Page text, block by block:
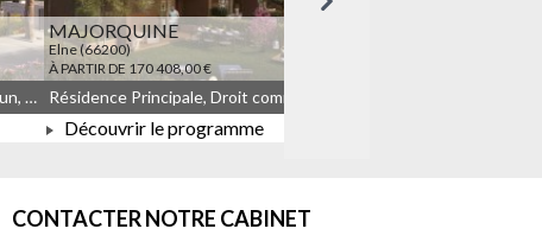
Suivant
Résidence Principale, Droit commun, Meublé non géré, JEANBRUN
MAJORQUINE
Elne (66200)
À PARTIR DE 170 408,00 €
À PARTIR DE 170 408,00 €
Découvrir le programme
CONTACTER NOTRE CABINET